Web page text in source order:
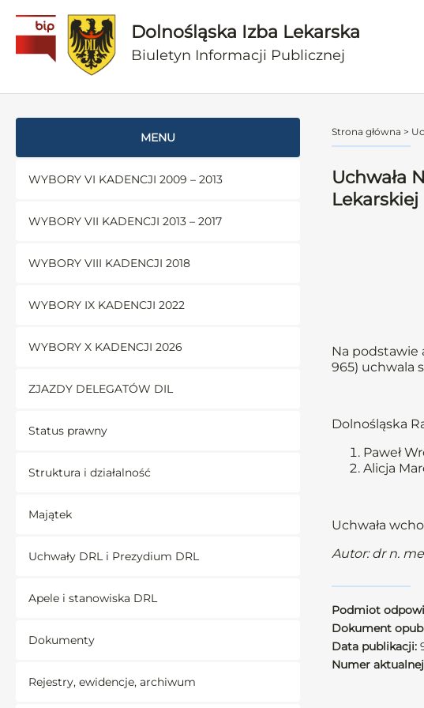
Dolnośląska Izba Lekarska
Biuletyn Informacji Publicznej
MENU
WYBORY VI KADENCJI 2009 – 2013
WYBORY VII KADENCJI 2013 – 2017
WYBORY VIII KADENCJI 2018
WYBORY IX KADENCJI 2022
WYBORY X KADENCJI 2026
ZJAZDY DELEGATÓW DIL
Status prawny
Struktura i działalność
Majątek
Uchwały DRL i Prezydium DRL
Apele i stanowiska DRL
Dokumenty
Rejestry, ewidencje, archiwum
Strona główna >
Uchwała
Lekarskiej
Na podstawie
965) uchwala
Dolnośląska
Paweł
Alicja
Uchwała
Autor: dr n.
Podmiot
Dokument
Data publikacji:
Numer